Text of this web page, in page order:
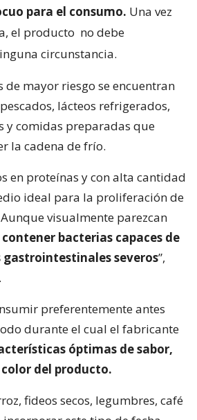
para el consumo. Una vez
el producto no debe
circunstancia.
de mayor riesgo se encuentran
lácteos refrigerados,
y comidas preparadas que
la cadena de frío.
en proteínas y con alta cantidad
ideal para la proliferación de
visualmente parezcan
bacterias capaces de
severos”,
preferentemente antes
durante el cual el fabricante
óptimas de sabor,
del producto.
fideos secos, legumbres, café